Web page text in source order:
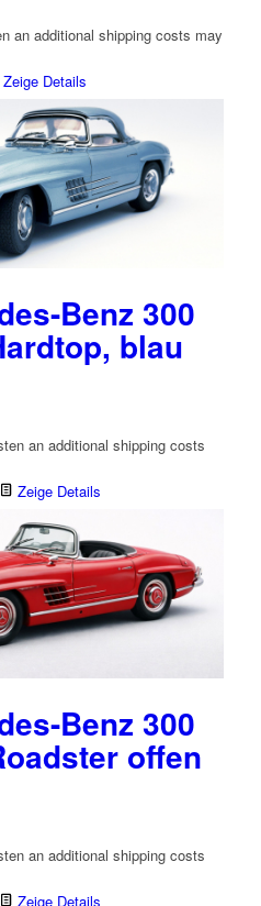
an additional shipping costs may
Zeige Details
Benz 300
blau
an additional shipping costs
Zeige Details
Benz 300
offen
an additional shipping costs
Zeige Details